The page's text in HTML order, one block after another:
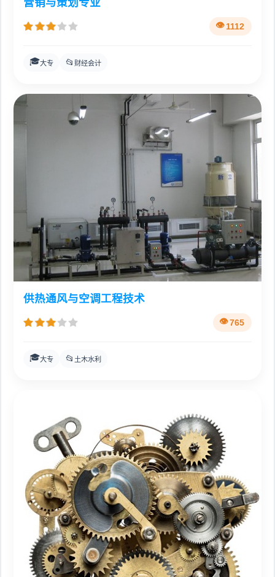
营销与策划专业
1112
🎓大专 📂 财经会计
供热通风与空调工程技术
765
🎓大专 📂 土木水利